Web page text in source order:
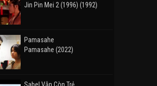
Jin Pin Mei 2 (1996) (1992)
Pamasahe
Pamasahe (2022)